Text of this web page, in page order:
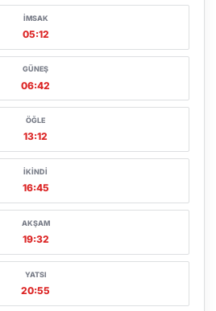
İMSAK
05:12
GÜNEŞ
06:42
ÖĞLE
13:12
İKINDI
16:45
AKŞAM
19:32
YATSI
20:55